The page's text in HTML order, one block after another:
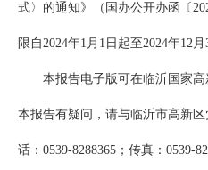
式〉的通知》（国办公开办函〔
限自2024年1月1日起至2024年12月
本报告电子版可在临沂国家
本报告有疑问，请与临沂市高新
话：0539-8288365；传真：0539-